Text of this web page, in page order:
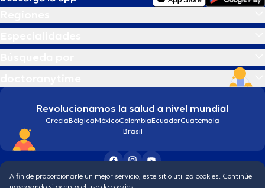
Revolucionamos la salud a nivel mundial
GreciaBélgicaMéxicoColombiaEcuadorGuatemala
Brasil
Condiciones generales Política de protección de los datos personales
A fin de proporcionarle un mejor servicio, este sitio utiliza cookies. Continúe